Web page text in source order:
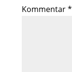
Kommentar*